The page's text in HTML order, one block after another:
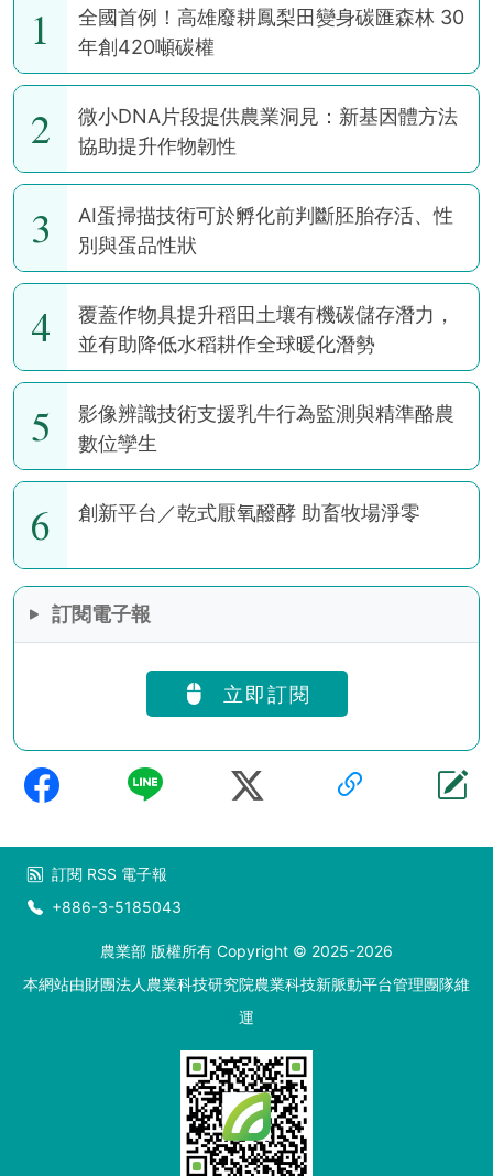
1
全國首例！高雄廢耕鳳梨田變身碳匯森林 30
年創420噸碳權
2
微小DNA片段提供農業洞見：新基因體方法
協助提升作物韌性
3
AI蛋掃描技術可於孵化前判斷胚胎存活、性
別與蛋品性狀
4
覆蓋作物具提升稻田土壤有機碳儲存潛力，
並有助降低水稻耕作全球暖化潛勢
5
影像辨識技術支援乳牛行為監測與精準酪農
數位孿生
6 創新平台／乾式厭氧醱酵 助畜牧場淨零
訂閱電子報
立即訂閱
訂閱 RSS 電子報
+886-3-5185043
農業部 版權所有 Copyright © 2025-2026
本網站由財團法人農業科技研究院農業科技新脈動平台管理團隊維
運